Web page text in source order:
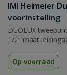
IMI Heimeier
voorinstelling
DUOLUX
1/2" maat
Op voorraad